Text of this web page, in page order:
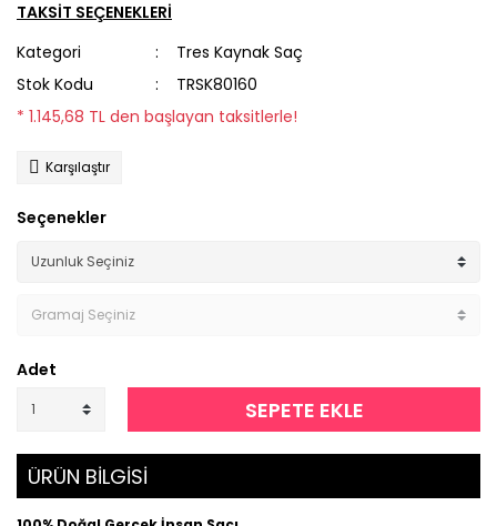
TAKSİT SEÇENEKLERİ
Kategori
Tres Kaynak Saç
Stok Kodu
TRSK80160
* 1.145,68 TL den başlayan taksitlerle!
Karşılaştır
Seçenekler
Adet
SEPETE EKLE
ÜRÜN BİLGİSİ